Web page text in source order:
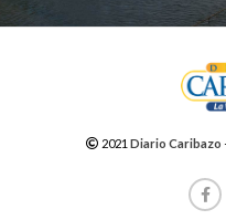
2021 Diario Caribazo